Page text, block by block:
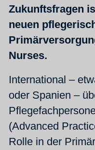
Zukunftsfragen
neuen
Nurses.
International –
oder Spanien –
(Advanced
Rolle in der